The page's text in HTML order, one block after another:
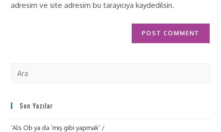
adresim ve site adresim bu tarayıcıya kaydedilsin.
Son Yazılar
‘Als Ob ya da ‘mış gibi yapmak’ /